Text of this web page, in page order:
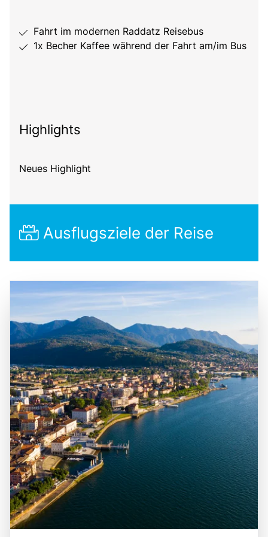
Fahrt im modernen Raddatz Reisebus
1x Becher Kaffee während der Fahrt am/im Bus
Highlights
Neues Highlight
Ausflugsziele der Reise